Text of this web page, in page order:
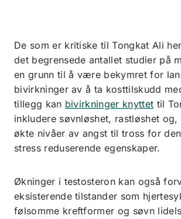
De som er kritiske til Tongkat Ali
det begrensede antallet studier på
en grunn til å være bekymret for
bivirkninger av å ta kosttilskudd
tillegg kan bivirkninger knyttet til
inkludere søvnløshet, rastløshet
økte nivåer av angst til tross for
stress reduserende egenskaper.
Økninger i testosteron kan også
eksisterende tilstander som
følsomme kreftformer og søvn